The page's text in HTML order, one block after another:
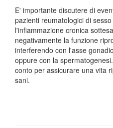
E' importante discutere di
pazienti reumatologici di
l'infiammazione cronica
negativamente la funzione
interferendo con l'asse
oppure con la
conto per assicurare una vita
sani.